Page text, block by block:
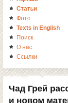
Статьи
Фото
Texts in English
Поиск
О нас
Ссылки
Чад Грей
и новом